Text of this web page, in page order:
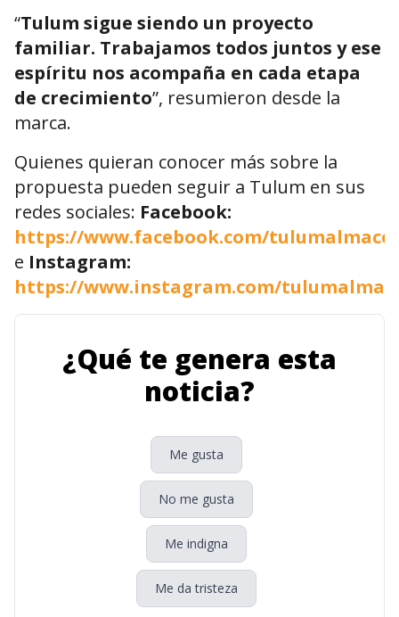
“Tulum sigue siendo un proyecto
familiar. Trabajamos todos juntos y ese
espíritu nos acompaña en cada etapa
de crecimiento”, resumieron desde la
marca.
Quienes quieran conocer más sobre la
propuesta pueden seguir a Tulum en sus
redes sociales: Facebook:
https://www.facebook.com/
e Instagram:
https://www.instagram.com/
¿Qué te genera esta
noticia?
Me gusta
No me gusta
Me indigna
Me da tristeza